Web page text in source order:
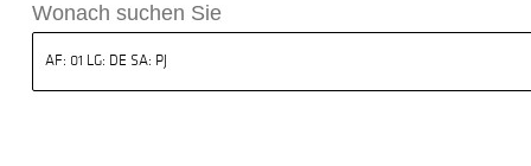
Wonach suchen Sie